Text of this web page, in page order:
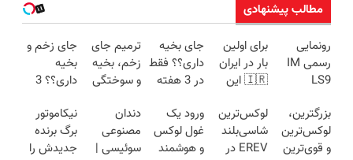
مطالب پیشنهادی
رونمایی
رسمی IM
LS9
EREV در
ایران
برای اولین
بار در ایران
🇮🇷 این
ترمیم کننده
23 روزه
ساخت!
جای بخیه
داری؟؟ فقط
در 3 هفته
کن!😍
ترمیم جای
زخم، بخیه
و سوختگی
هفته!!😍
جای زخم و
بخیه
داری؟؟ 3
محوش کن!
بزرگترین،
لوکس‌ترین
و قوی‌ترین
لوکس‌ترین
شاسی‌بلند
EREV در
ورود یک
غول لوکس
و هوشمند
دندان
مصنوعی
سوئیسی |
نیکاموتور
برگ برنده
جدیدش را